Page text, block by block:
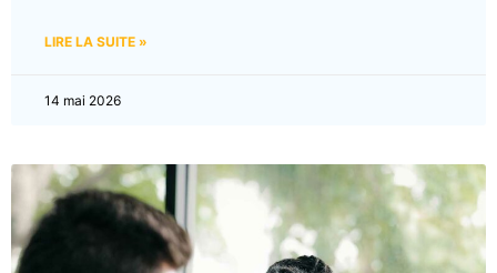
LIRE LA SUITE »
14 mai 2026